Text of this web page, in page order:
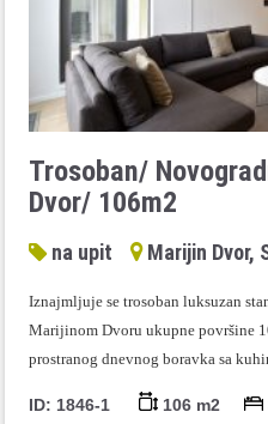
Trosoban/
Dvor/ 106m2
na upit Marijin Dvor,
Iznajmljuje se trosoban luksuzan
Marijinom Dvoru ukupne površine
prostranog dnevnog boravka sa
ID: 1846-1 106 m2